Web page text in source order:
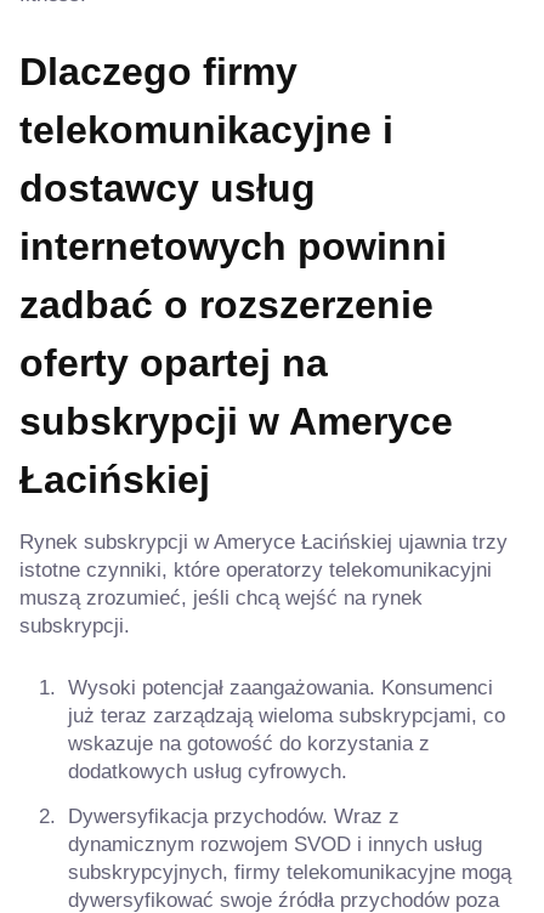
Dlaczego firmy
telekomunikacyjne i
dostawcy usług
internetowych powinni
zadbać o rozszerzenie
oferty opartej na
subskrypcji w Ameryce
Łacińskiej
Rynek subskrypcji w Ameryce Łacińskiej ujawnia trzy
istotne czynniki, które operatorzy telekomunikacyjni
muszą zrozumieć, jeśli chcą wejść na rynek
subskrypcji.
Wysoki potencjał zaangażowania. Konsumenci
już teraz zarządzają wieloma subskrypcjami, co
wskazuje na gotowość do korzystania z
dodatkowych usług cyfrowych.
Dywersyfikacja przychodów. Wraz z
dynamicznym rozwojem SVOD i innych usług
subskrypcyjnych, firmy telekomunikacyjne mogą
dywersyfikować swoje źródła przychodów poza